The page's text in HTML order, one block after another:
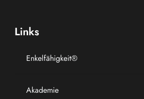
Links
Enkelfähigkeit®
Akademie